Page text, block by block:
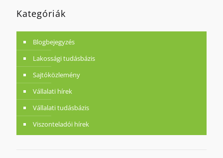
Kategóriák
Blogbejegyzés
Lakossági tudásbázis
Sajtóközlemény
Vállalati hírek
Vállalati tudásbázis
Viszonteladói hírek